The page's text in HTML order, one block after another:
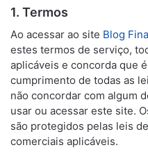
1. Termos
Ao acessar ao site Blog
estes termos de serviço,
aplicáveis ​​e concorda que
cumprimento de todas as
não concordar com algum
usar ou acessar este site.
são protegidos pelas leis
comerciais aplicáveis.